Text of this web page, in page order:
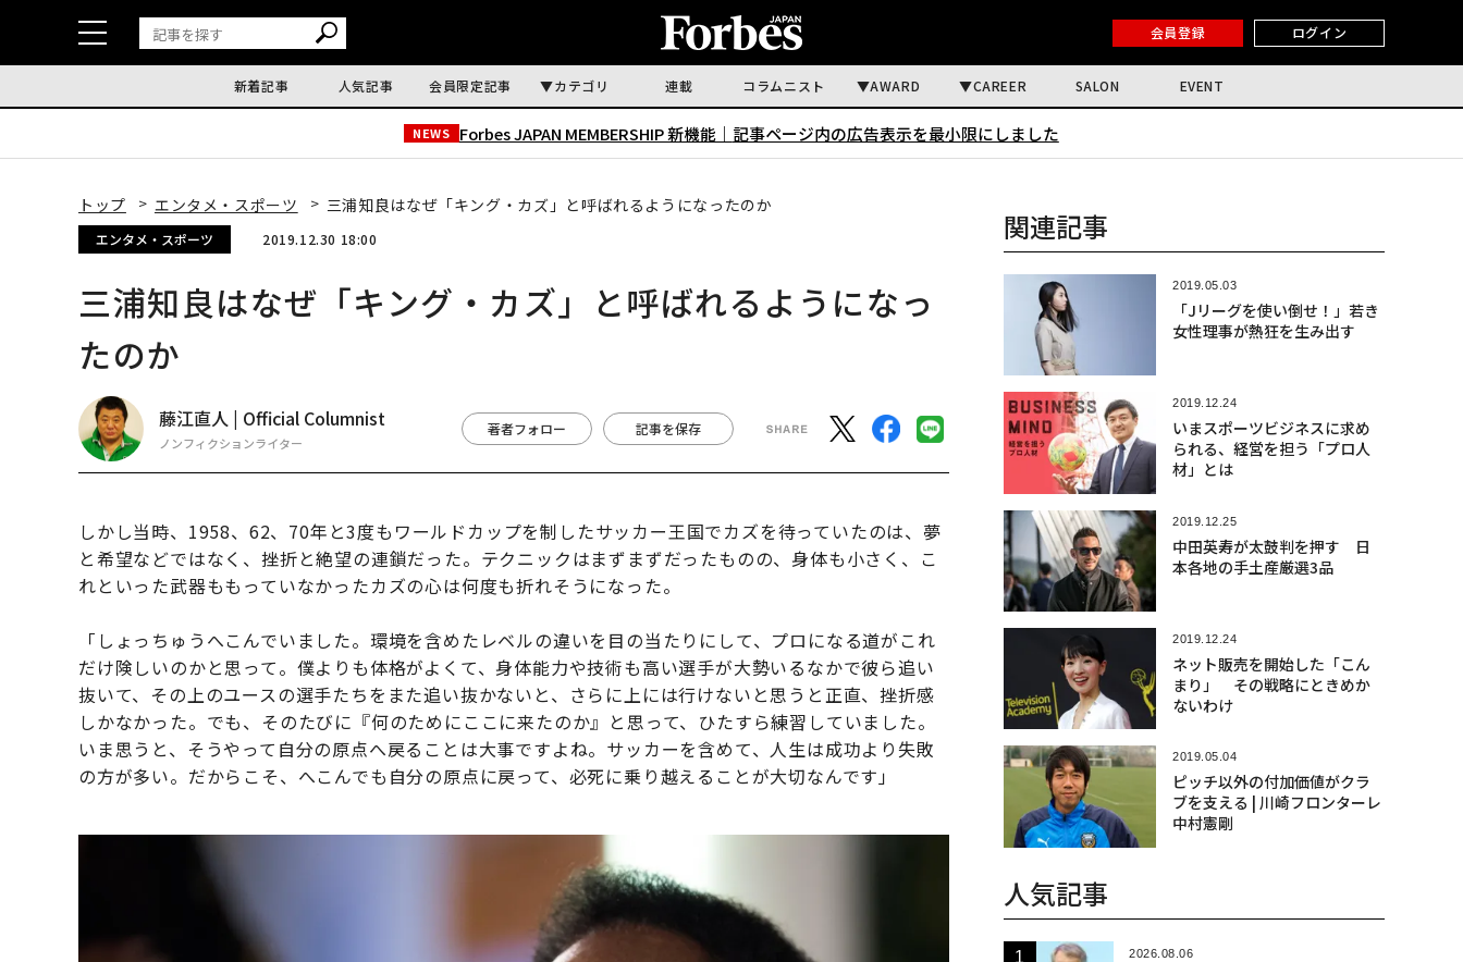
会員登録 ログイン
新着記事 人気記事 会員限定記事 カテゴリ 連載 コラムニスト AWARD CAREER SALON EVENT
NEWS Forbes JAPAN MEMBERSHIP 新機能｜ 記事ページ内の広告表示を最小限にしました
トップ エンタメ・スポーツ 三浦知良はなぜ「キング・カズ」と呼ばれるようになったのか
エンタメ・スポーツ 2019.12.30 18:00
三浦知良はなぜ「キング・カズ」と呼ばれるようになっ
たのか
藤江直人 | Official Columnist
ノンフィクションライター
著者フォロー 記事を保存
しかし当時、1958、62、70年と3度もワールドカップを制したサッカー王国でカズを待っていたのは、夢
と希望などではなく、挫折と絶望の連鎖だった。テクニックはまずまずだったものの、身体も小さく、こ
れといった武器ももっていなかったカズの心は何度も折れそうになった。
「しょっちゅうへこんでいました。環境を含めたレベルの違いを目の当たりにして、プロになる道がこれ
だけ険しいのかと思って。僕よりも体格がよくて、身体能力や技術も高い選手が大勢いるなかで彼ら追い
抜いて、その上のユースの選手たちをまた追い抜かないと、さらに上には行けないと思うと正直、挫折感
しかなかった。でも、そのたびに『何のためにここに来たのか』と思って、ひたすら練習していました。
いま思うと、そうやって自分の原点へ戻ることは大事ですよね。サッカーを含めて、人生は成功より失敗
の方が多い。だからこそ、へこんでも自分の原点に戻って、必死に乗り越えることが大切なんです」
関連記事
2019.05.03
「Jリーグを使い倒せ！」若き
女性理事が熱狂を生み出す
2019.12.24
いまスポーツビジネスに求め
られる、経営を担う「プロ人
材」とは
2019.12.25
中田英寿が太鼓判を押す 日
本各地の手土産厳選3品
2019.12.24
ネット販売を開始した「こん
まり」 その戦略にときめか
ないわけ
2019.05.04
ピッチ以外の付加価値がクラ
ブを支える | 川崎フロンターレ
中村憲剛
人気記事
2026.08.06